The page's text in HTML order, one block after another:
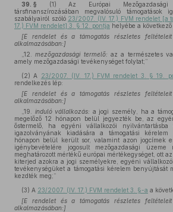
39. § (1) Az Európai Mezőgazdasági
társfinanszírozásában megvalósuló támogatások
szabályairól szóló 23/2007. (IV. 17.) FVM rendelet [a
17.) FVM rendelet] 3. § 12. pontja helyébe a
[E rendelet és a támogatás részletes feltételeit
alkalmazásában:]
„12.mezőgazdasági termelő: az a természetes
amely mezőgazdasági tevékenységet folytat;”
(2) A 23/2007. (IV. 17.) FVM rendelet 3. § 19.
rendelkezés lép:
[E rendelet és a támogatás részletes feltételeit
alkalmazásában:]
„19. induló vállalkozás: a jogi személy, ha a
megelőző 12 hónapon belül jegyezték be, az
őstermelő, ha egyéni vállalkozói nyilvántartásba
igazolványának kiadására a támogatási kérelem
hónapon belül került sor, valamint azon jogcímek
igénybevételére jogosult mezőgazdasági
meghatározott mértékű európai mértékegységet, ott
kiterjed azokra a jogi személyekre, egyéni
tevékenységüket a támogatási kérelem benyújtását
kezdték meg;”
(3) A 23/2007. (IV. 17.) FVM rendelet 3. §-a a
[E rendelet és a támogatás részletes feltételeit
alkalmazásában:]